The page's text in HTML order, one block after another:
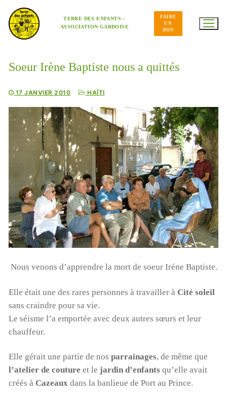
contenu
TERRE DES ENFANTS –
ASSOCIATION GARDOISE
FAIRE
UN
DON
Soeur Irène Baptiste nous a quittés
17 JANVIER 2010 HAÏTI
Nous venons d’apprendre la mort de soeur Iréne Baptiste.
Elle était une des rares personnes à travailler à Cité soleil
sans craindre pour sa vie.
Le séisme l’a emportée avec deux autres sœurs et leur
chauffeur.
Elle gérait une partie de nos parrainages, de même que
l’atelier de couture et le jardin d’enfantsqu’elle avait
créés à Cazeauxdans la banlieue de Port au Prince.